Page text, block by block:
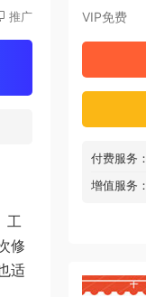
推广
工
修
适
VIP免费
付费服务：
增值服务：